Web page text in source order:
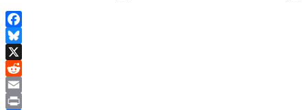
Facebook
Bluesky
X
Reddit
Email